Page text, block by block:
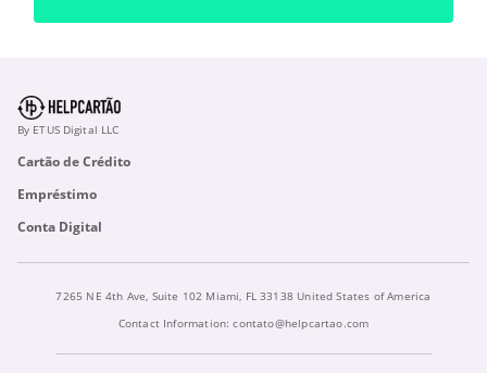
By ETUS Digital LLC
Cartão de Crédito
Empréstimo
Conta Digital
7265 NE 4th Ave, Suite 102 Miami, FL 33138 United States of America
Contact Information:contato@helpcartao.com